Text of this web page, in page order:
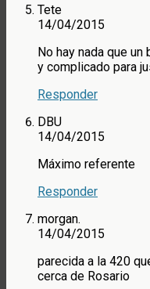
Tete
14/04/2015
No hay nada que
y complicado para
Responder
DBU
14/04/2015
Máximo referente
Responder
morgan.
14/04/2015
parecida a la 420
cerca de Rosario